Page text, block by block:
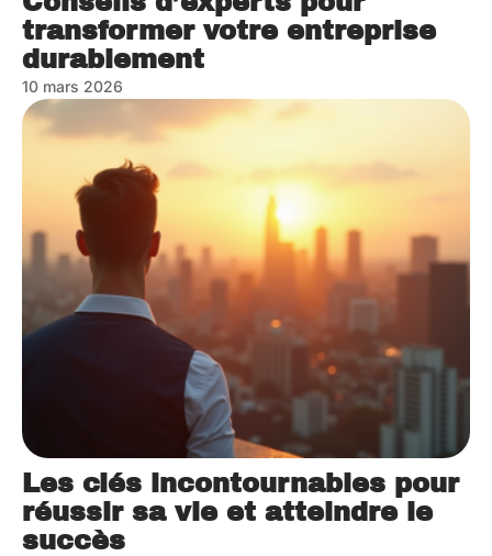
transformer votre entreprise
durablement
10 mars 2026
Les clés incontournables pour
réussir sa vie et atteindre le
succès